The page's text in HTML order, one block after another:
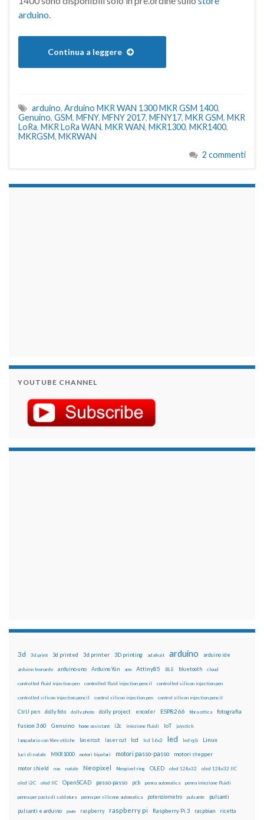
arduino.
Continua a leggere
arduino, Arduino MKR WAN 1300 MKR GSM 1400,
Genuino, GSM, MFNY, MFNY 2017, MFNY17, MKR GSM, MKR
LoRa, MKR LoRa WAN, MKR WAN, MKR1300, MKR1400,
MKRGSM, MKRWAN
2 commenti
YOUTUBE CHANNEL
3d 3d print 3d printed 3d printer 3D printing adafruit arduino arduino ide
arduino leonardo arduino uno Arduino Yún arm Attiny85 BLE bluetooth cloud
controlled fluid injection pen controlled fluid injection pencil controlled silicon injection pen
controlled silicon injection pencil control silicon injection pen control silicon injection pencil
CtrlJ pen dolly foto dolly photo dolly project encoder ESP8266 fibra ottica fotografia
fusion 360 Genuino home assistant i2c iniezione fluidi IoT joystick
lampadario con fibre ottiche lasercut laser cut lcd lcd 16x2 led led rgb Linux
luci di natale MKR1000 motori bipolari motori passo-passo motori stepper
motor shield nas natale Neopixel Neopixel ring OLED oled 128x32 oled 128x32 IIC
oled i2C oled IIC OpenSCAD passo-passo pcb penna automatica penna iniezione fluidi
penna per pasta di saldatura penna per silicone automatica potenziometro pulsante pulsanti
pulsanti e arduino pwm raspberry raspberry pi Raspberry Pi 3 raspbian ricetta